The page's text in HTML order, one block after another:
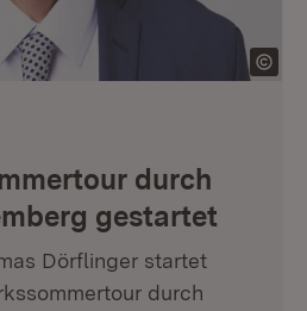
durch
gestartet
Dörflinger startet
durch